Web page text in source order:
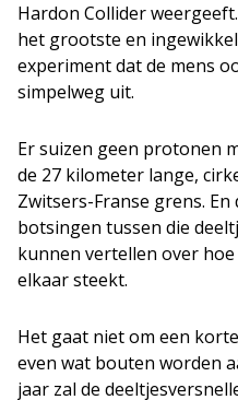
Hardon Collider
het grootste en
experiment dat de mens
simpelweg uit.
Er suizen geen protonen
de 27 kilometer lange,
Zwitsers-Franse grens.
botsingen tussen die
kunnen vertellen over
elkaar steekt.
Het gaat niet om een
even wat bouten worden
jaar zal de